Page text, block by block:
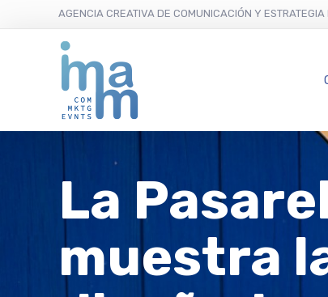
AGENCIA CREATIVA DE COMUNICACIÓN Y
La
muestra